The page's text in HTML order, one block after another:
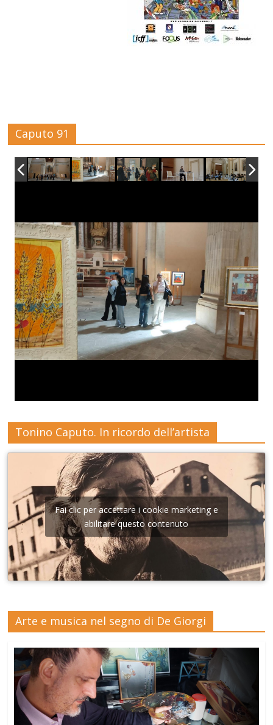
Caputo 91
Tonino Caputo. In ricordo dell’artista
Fai clic per accettare i cookie marketing e
abilitare questo contenuto
Arte e musica nel segno di De Giorgi